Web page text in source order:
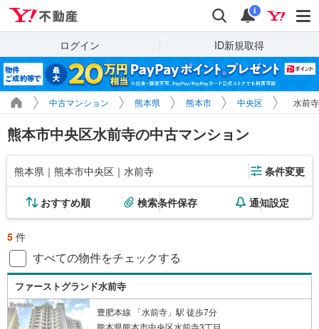
検索 通知
i
ログイン ID新規取得
中古マンション 熊本県 熊本市 中央区 水前
熊本市中央区水前寺の中古マンション
熊本県｜熊本市中央区｜水前寺 条件変更
おすすめ順 検索条件保存 通知設定
5 件
すべての物件をチェックする
ファーストグランド水前寺
豊肥本線 「水前寺」駅 徒歩7分
熊本県熊本市中央区水前寺3丁目